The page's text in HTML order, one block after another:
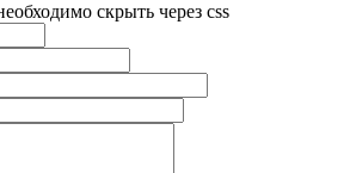
скрыть через css